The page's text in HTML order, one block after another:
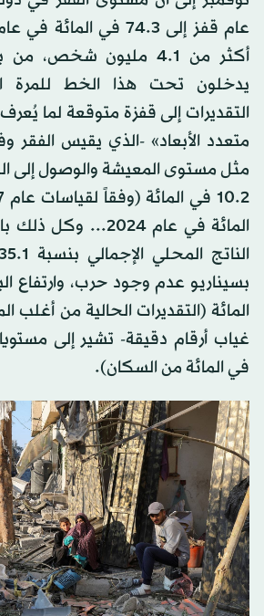
يدخلون تحت هذا الخط للمرة
التقديرات إلى قفزة متوقعة لما
متعدد الأبعاد» -الذي يقيس الفقر
مثل مستوى المعيشة والوصول إلى
المائة في عام
المائة (التقديرات الحالية من
في المائة من السكان).